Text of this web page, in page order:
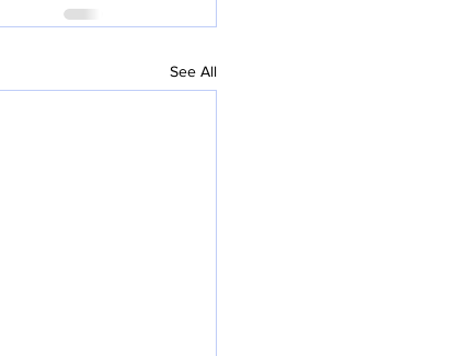
See All